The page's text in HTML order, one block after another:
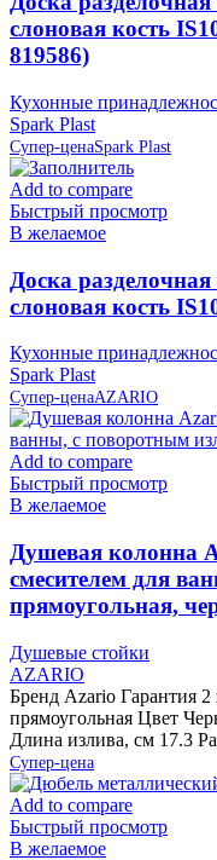
слоновая кость
819586)
Кухонные
Spark Plast
Супер-ценаSpark Plast
Add to compare
Быстрый просмотр
В желаемое
Доска
слоновая кость
Кухонные
Spark Plast
Супер-ценаAZARIO
Add to compare
Быстрый просмотр
В желаемое
Душевая колонна
смесителем для
прямоугольная,
Душевые стойки
AZARIO
Бренд Azario Гарантия
прямоугольная Цвет
Длина излива, см 17.3
Супер-цена
Add to compare
Быстрый просмотр
В желаемое